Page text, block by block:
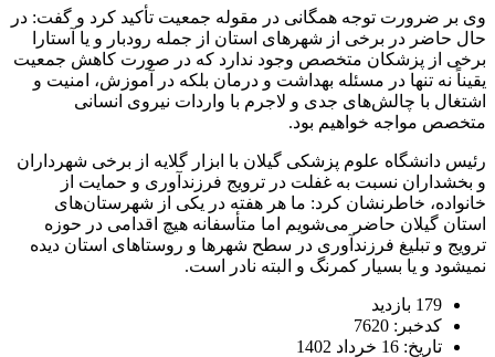
وی بر ضرورت توجه همگانی در مقوله جمعیت تأکید کرد و گفت: در
حال حاضر در برخی از شهرهای استان از جمله رودبار و یا آستارا
برخی از پزشکان متخصص وجود ندارد که در صورت کاهش جمعیت
یقیناً نه تنها در مسئله بهداشت و درمان بلکه در آموزش، امنیت و
اشتغال با چالش‌های جدی و لاجرم با واردات نیروی انسانی
متخصص مواجه خواهیم بود.
رئیس دانشگاه علوم پزشکی گیلان با ابزار گلایه از برخی شهرداران
و بخشداران نسبت به غفلت در ترویج فرزندآوری و حمایت از
خانواده، خاطرنشان کرد: ما هر هفته در یکی از شهرستان‌های
استان گیلان حاضر می‌شویم اما متأسفانه هیچ اقدامی در حوزه
ترویج و تبلیغ فرزندآوری در سطح شهرها و روستاهای استان دیده
نمیشود و یا بسیار کمرنگ و البته نادر است.
179 بازدید
کدخبر: 7620
تاریخ: 16 خرداد 1402